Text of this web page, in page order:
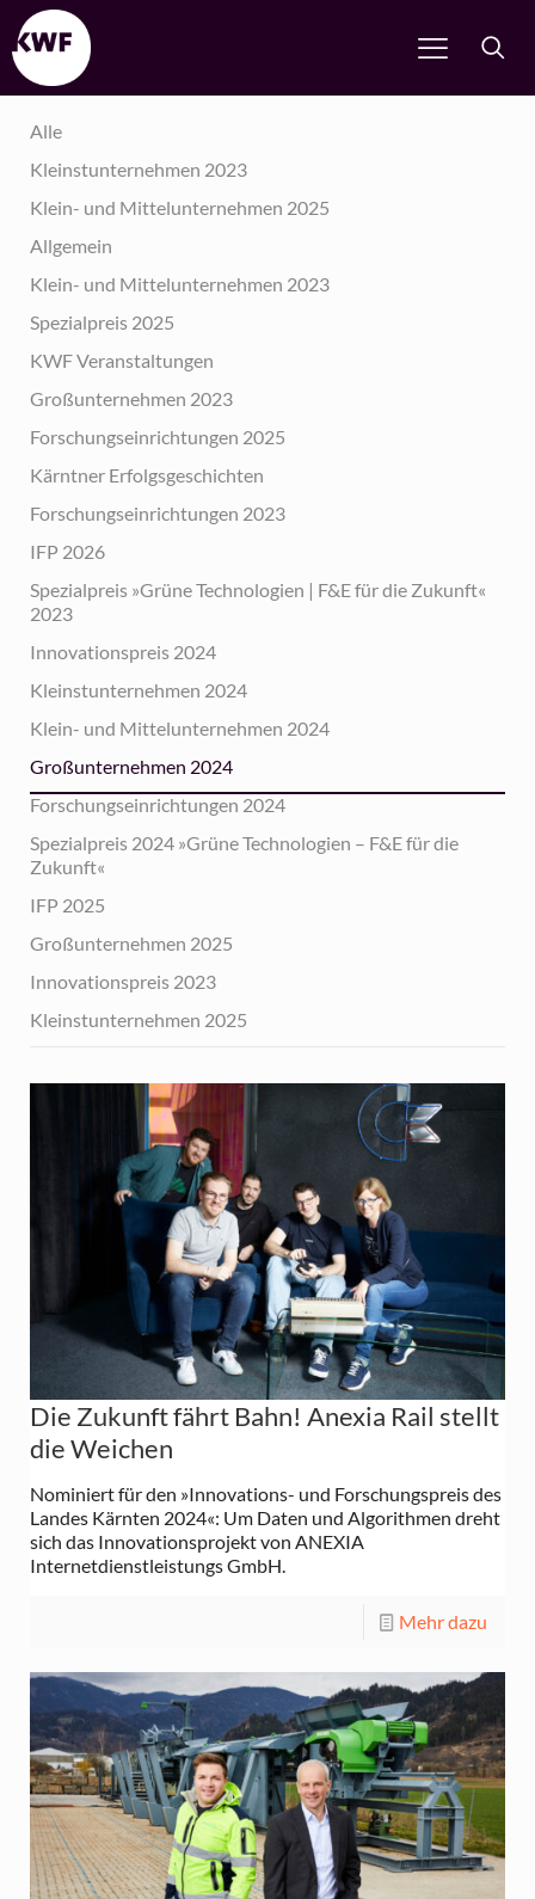
Alle
Kleinstunternehmen 2023
Klein- und Mittelunternehmen 2025
Allgemein
Klein- und Mittelunternehmen 2023
Spezialpreis 2025
KWF Veranstaltungen
Großunternehmen 2023
Forschungseinrichtungen 2025
Kärntner Erfolgsgeschichten
Forschungseinrichtungen 2023
IFP 2026
Spezialpreis »Grüne Technologien | F&E für die Zukunft«
2023
Innovationspreis 2024
Kleinstunternehmen 2024
Klein- und Mittelunternehmen 2024
Großunternehmen 2024
Forschungseinrichtungen 2024
Spezialpreis 2024 »Grüne Technologien – F&E für die
Zukunft«
IFP 2025
Großunternehmen 2025
Innovationspreis 2023
Kleinstunternehmen 2025
Die Zukunft fährt Bahn! Anexia Rail stellt
die Weichen
Nominiert für den »Innovations- und Forschungspreis des
Landes Kärnten 2024«: Um Daten und Algorithmen dreht
sich das Innovationsprojekt von ANEXIA
Internetdienstleistungs GmbH.
Mehr dazu